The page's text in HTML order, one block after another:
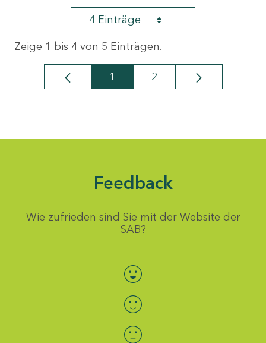
4 Einträge
Zeige 1 bis 4 von 5 Einträgen.
Seite
1 Seite
2
Feedback
Wie zufrieden sind Sie mit der Website der
SAB?
Bewertung auswählen